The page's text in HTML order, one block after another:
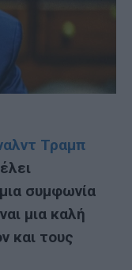
Τραμπ
συμφωνία
μια καλή
και τους